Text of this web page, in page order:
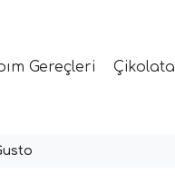
Gereçleri Çikolata